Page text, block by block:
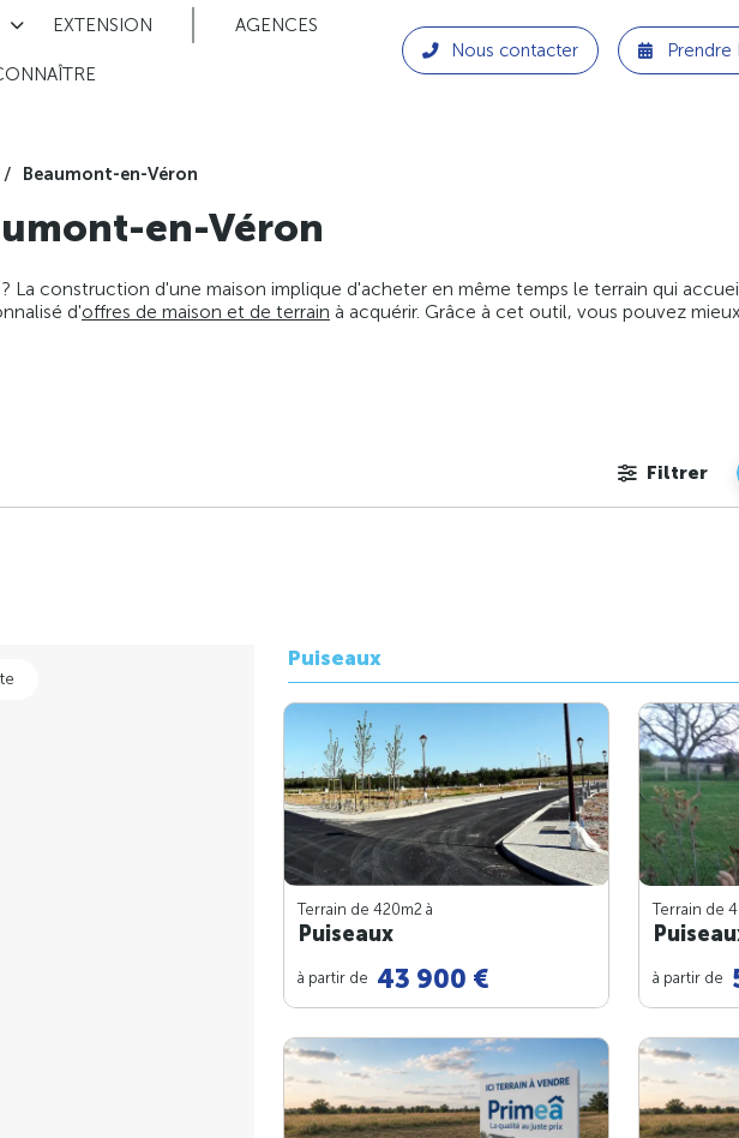
EXTENSION AGENCES
Nous contacter Prendre
Beaumont-en-Véron
en-Véron
La construction d'une maison implique d'acheter en même temps le terrain qui
d'offres de maison et de terrain à acquérir. Grâce à cet outil, vous pouvez
Filtrer
Puiseaux
Terrain de 420m2 à
Puiseaux
à partir de 43 900 €
Terrain de
à partir de